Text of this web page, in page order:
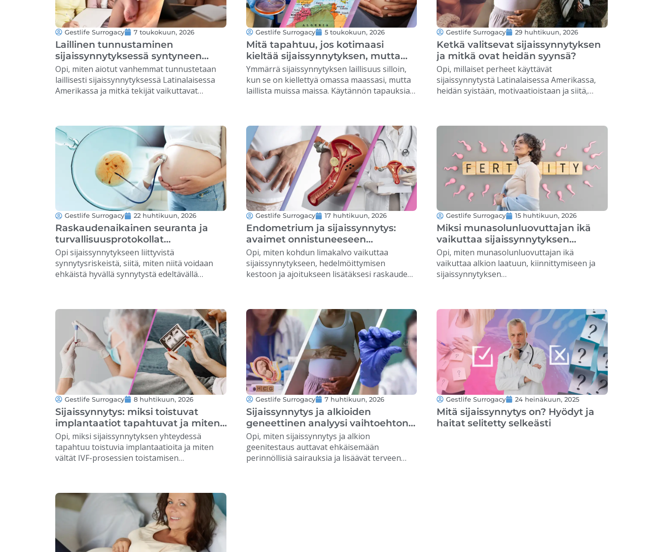
Gestlife Surrogacy 7 toukokuun, 2026
Laillinen tunnustaminen
sijaissynnytyksessä syntyneen
lapsen vanhemmuussuhteessa
Opi, miten aiotut vanhemmat tunnustetaan
laillisesti sijaissynnytyksessä Latinalaisessa
Amerikassa ja mitkä tekijät vaikuttavat
Gestlife Surrogacy 5 toukokuun, 2026
Mitä tapahtuu, jos kotimaasi
kieltää sijaissynnytyksen, mutta
päätät toteuttaa sen muualla?
Ymmärrä sijaissynnytyksen laillisuus silloin,
kun se on kiellettyä omassa maassasi, mutta
laillista muissa maissa. Käytännön tapauksia
Gestlife Surrogacy 29 huhtikuun, 2026
Ketkä valitsevat sijaissynnytyksen
ja mitkä ovat heidän syynsä?
Opi, millaiset perheet käyttävät
sijaissynnytystä Latinalaisessa Amerikassa,
heidän syistään, motivaatioistaan ​​ja siitä,
Gestlife Surrogacy 22 huhtikuun, 2026
Raskaudenaikainen seuranta ja
turvallisuusprotokollat
synnytysriskien vähentämiseksi
sijaissynnytyksessä
Opi sijaissynnytykseen liittyvistä
synnytysriskeistä, siitä, miten niitä voidaan
ehkäistä hyvällä synnytystä edeltävällä
Gestlife Surrogacy 17 huhtikuun, 2026
Endometrium ja sijaissynnytys:
avaimet onnistuneeseen
implantaatioon
Opi, miten kohdun limakalvo vaikuttaa
sijaissynnytykseen, hedelmöittymisen
kestoon ja ajoitukseen lisätäksesi raskauden
Gestlife Surrogacy 15 huhtikuun, 2026
Miksi munasolunluovuttajan ikä
vaikuttaa sijaissynnytyksen
onnistumiseen?
Opi, miten munasolunluovuttajan ikä
vaikuttaa alkion laatuun, kiinnittymiseen ja
sijaissynnytyksen
Gestlife Surrogacy 8 huhtikuun, 2026
Sijaissynnytys: miksi toistuvat
implantaatiot tapahtuvat ja miten
niitä voidaan välttää
Opi, miksi sijaissynnytyksen yhteydessä
tapahtuu toistuvia implantaatioita ja miten
vältät IVF-prosessien toistamisen
Gestlife Surrogacy 7 huhtikuun, 2026
Sijaissynnytys ja alkioiden
geneettinen analyysi vaihtoehtona
perinnöllisten sairauksien
ehkäisyyn
Opi, miten sijaissynnytys ja alkion
geenitestaus auttavat ehkäisemään
perinnöllisiä sairauksia ja lisäävät terveen
Gestlife Surrogacy 24 heinäkuun, 2025
Mitä sijaissynnytys on? Hyödyt ja
haitat selitetty selkeästi